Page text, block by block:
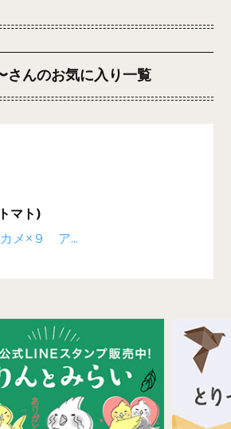
さんのお気に入り一覧
マト)
メ×９ ア...